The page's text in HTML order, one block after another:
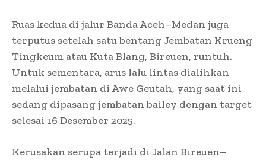
Ruas kedua di jalur Banda Aceh–Medan juga
terputus setelah satu bentang Jembatan Krueng
Tingkeum atau Kuta Blang, Bireuen, runtuh.
Untuk sementara, arus lalu lintas dialihkan
melalui jembatan di Awe Geutah, yang saat ini
sedang dipasang jembatan bailey dengan target
selesai 16 Desember 2025.
Kerusakan serupa terjadi di Jalan Bireuen–